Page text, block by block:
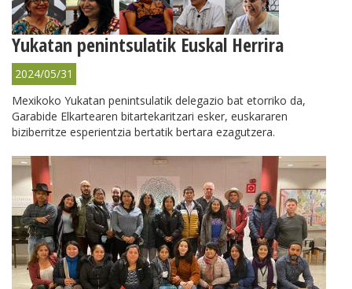
Yukatan penintsulatik Euskal Herrira
2024/05/31
Mexikoko Yukatan penintsulatik delegazio bat etorriko da,
Garabide Elkartearen bitartekaritzari esker, euskararen
biziberritze esperientzia bertatik bertara ezagutzera.